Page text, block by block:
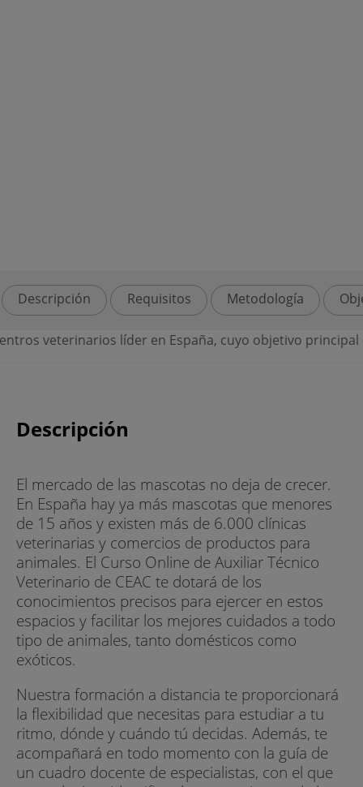
Descripción Requisitos Metodología
en España, cuyo objetivo principal es primar la
Descripción
El mercado de las mascotas no deja de crecer.
En España hay ya más mascotas que menores
de 15 años y existen más de 6.000 clínicas
veterinarias y comercios de productos para
animales. El Curso Online de Auxiliar Técnico
Veterinario de CEAC te dotará de los
conocimientos precisos para ejercer en estos
espacios y facilitar los mejores cuidados a todo
tipo de animales, tanto domésticos como
exóticos.
Nuestra formación a distancia te proporcionará
la flexibilidad que necesitas para estudiar a tu
ritmo, dónde y cuándo tú decidas. Además, te
acompañará en todo momento con la guía de
un cuadro docente de especialistas, con el que